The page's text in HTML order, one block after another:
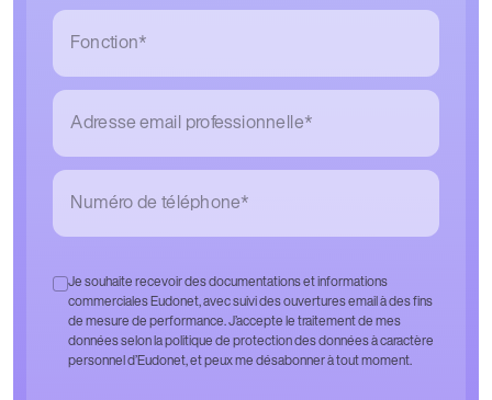
Fonction*
Adresse email professionnelle*
Numéro de téléphone*
Je souhaite recevoir des documentations et informations
commerciales Eudonet, avec suivi des ouvertures email à des fins
de mesure de performance. J’accepte le traitement de mes
données selon la politique de protection des données à caractère
personnel d’Eudonet, et peux me désabonner à tout moment.